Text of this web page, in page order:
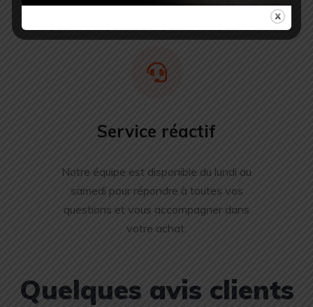
priorité.
Service réactif
Notre équipe est disponible du lundi au
samedi pour répondre à toutes vos
questions et vous accompagner dans
votre achat.
Quelques avis clients